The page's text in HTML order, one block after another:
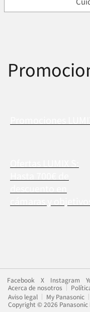
Facebook X Instagram
Acerca de nosotros
Aviso legal
My Panasonic
Copyright © 2026